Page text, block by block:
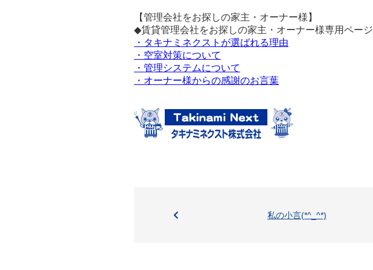
【管理会社をお探しの家主・オーナー様】
◆賃貸管理会社をお探しの家主・オーナー様専用ページ
・タキナミネクストが選ばれる理由
・空室対策について
・管理システムについて
・オーナー様からの感謝のお言葉
私の小言(*^_^*)